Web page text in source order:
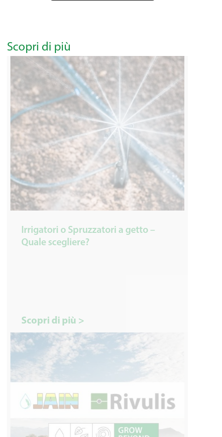
Scopri di più
Irrigatori o Spruzzatori a getto –
Quale scegliere?
Scopri di più >